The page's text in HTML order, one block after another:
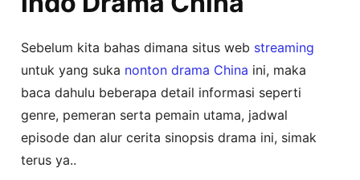
Sebelum kita bahas dimana situs web streaming
untuk yang suka nonton drama China ini, maka
baca dahulu beberapa detail informasi seperti
genre, pemeran serta pemain utama, jadwal
episode dan alur cerita sinopsis drama ini, simak
terus ya..